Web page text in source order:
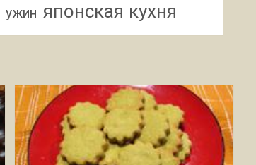
ужин японская кухня